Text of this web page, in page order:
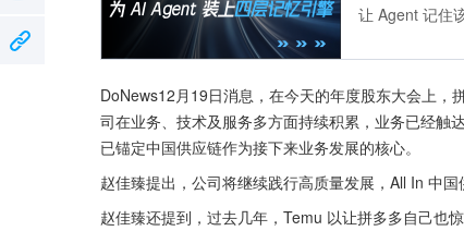
让 Agent 记住
DoNews12月19日消息，在今天的年度股东大会上
司在业务、技术及服务多方面持续积累，业务已经触
已锚定中国供应链作为接下来业务发展的核心。
赵佳臻提出，公司将继续践行高质量发展，All In 中
赵佳臻还提到，过去几年，Temu 以让拼多多自己也